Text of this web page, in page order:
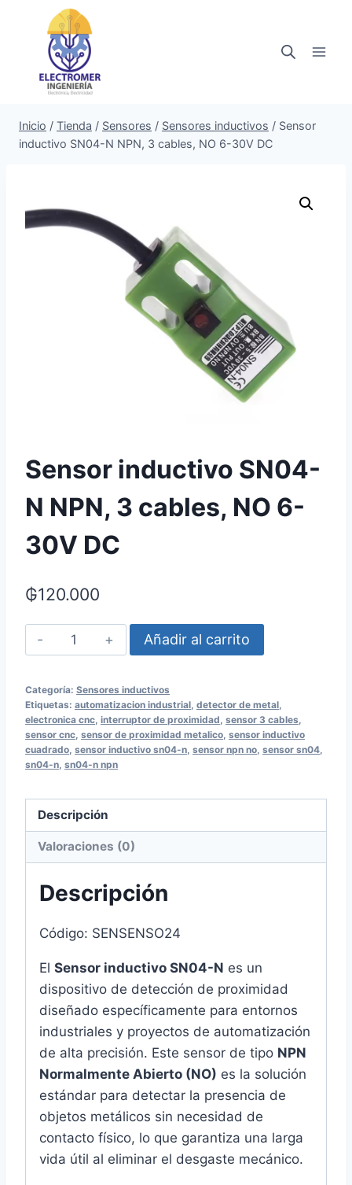
contenido
Inicio / Tienda / Sensores / Sensores inductivos / Sensor
inductivo SN04-N NPN, 3 cables, NO 6-30V DC
Sensor inductivo SN04-
N NPN, 3 cables, NO 6-
30V DC
₲120.000
Sensor
inductivo
N
NPN,
3
cables,
6-
30V
DC
cantidad
Añadir al carrito
Categoría: Sensores inductivos
Etiquetas: automatizacion industrial, detector de metal,
electronica cnc, interruptor de proximidad, sensor 3 cables,
sensor cnc, sensor de proximidad metalico, sensor inductivo
cuadrado, sensor inductivo sn04-n, sensor npn no, sensor sn04,
sn04-n, sn04-n npn
Descripción
Valoraciones (0)
Descripción
Código: SENSENSO24
El Sensor inductivo SN04-N es un
dispositivo de detección de proximidad
diseñado específicamente para entornos
industriales y proyectos de automatización
de alta precisión. Este sensor de tipo NPN
Normalmente Abierto (NO) es la solución
estándar para detectar la presencia de
objetos metálicos sin necesidad de
contacto físico, lo que garantiza una larga
vida útil al eliminar el desgaste mecánico.